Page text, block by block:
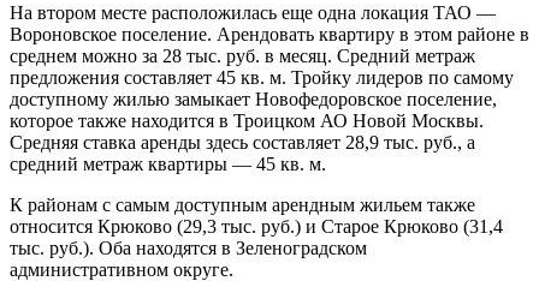
На втором месте расположилась еще одна локация ТАО —
Вороновское поселение. Арендовать квартиру в этом районе в
среднем можно за 28 тыс. руб. в месяц. Средний метраж
предложения составляет 45 кв. м. Тройку лидеров по самому
доступному жилью замыкает Новофедоровское поселение,
которое также находится в Троицком АО Новой Москвы.
Средняя ставка аренды здесь составляет 28,9 тыс. руб., а
средний метраж квартиры — 45 кв. м.
К районам с самым доступным арендным жильем также
относится Крюково (29,3 тыс. руб.) и Старое Крюково (31,4
тыс. руб.). Оба находятся в Зеленоградском
административном округе.